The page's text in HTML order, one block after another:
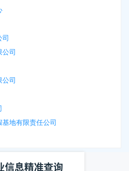
司
司
地有限责任公司
信息精准查询